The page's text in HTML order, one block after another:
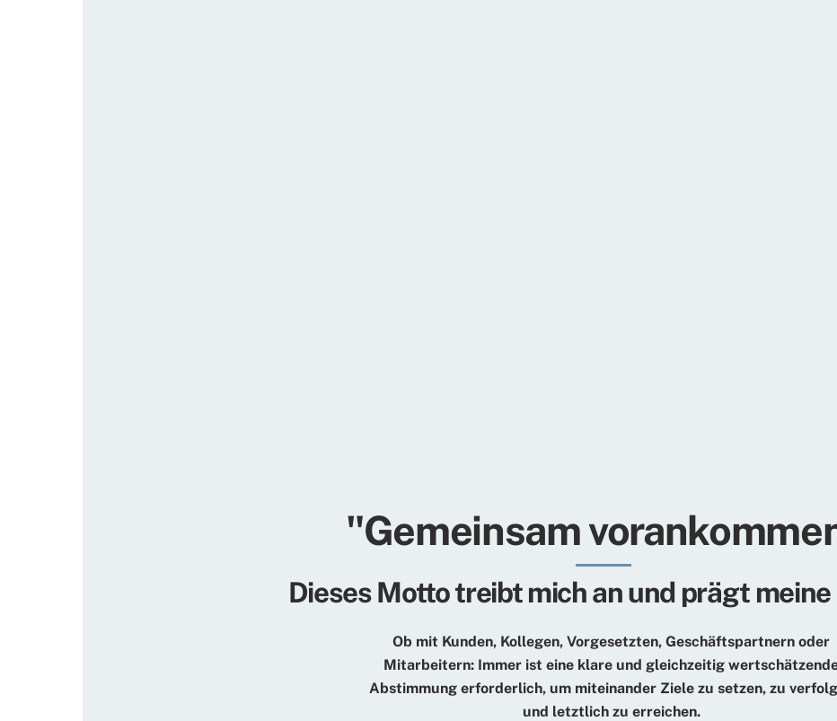
"Gemeinsam
Dieses Motto treibt mich an und prägt
Ob mit Kunden, Kollegen, Vorgesetzten, Geschäftspartnern oder
Mitarbeitern: Immer ist eine klare und gleichzeitig
Abstimmung erforderlich, um miteinander Ziele zu setzen, zu
und letztlich zu erreichen.